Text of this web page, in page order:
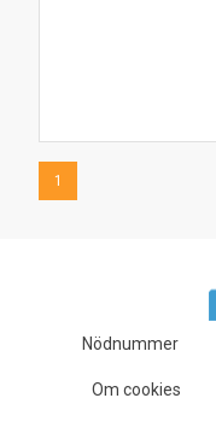
1
Nödnummer
Om cookies